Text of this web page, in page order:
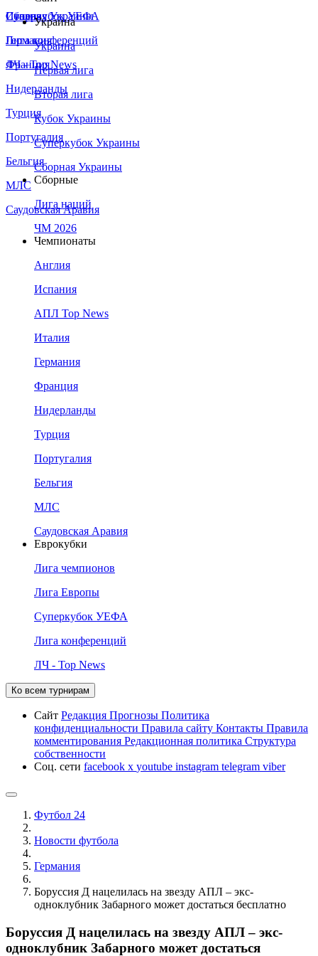
Сборная Украины
Италия
Германия
Франция
Нидерланды
Турция
Португалия
Бельгия
МЛС
Саудовская Аравия
Суперкубок УЕФА
Лига конференций
ЛЧ - Top News
Украина
Украина
Первая лига
Вторая лига
Кубок Украины
Суперкубок Украины
Сборная Украины
Сборные
Лига наций
ЧМ 2026
Чемпионаты
Англия
Испания
АПЛ Top News
Италия
Германия
Франция
Нидерланды
Турция
Португалия
Бельгия
МЛС
Саудовская Аравия
Еврокубки
Лига чемпионов
Лига Европы
Суперкубок УЕФА
Лига конференций
ЛЧ - Top News
Ко всем турнирам
Сайт Редакция Прогнозы Политика
конфиденциальности Правила сайту Контакты Правила
комментирования Редакционная политика Структура
собственности
Соц. сети facebook x youtube instagram telegram viber
Футбол 24
Новости футбола
Германия
Боруссия Д нацелилась на звезду АПЛ – экс-
одноклубник Забарного может достаться бесплатно
Боруссия Д нацелилась на звезду АПЛ – экс-
одноклубник Забарного может достаться